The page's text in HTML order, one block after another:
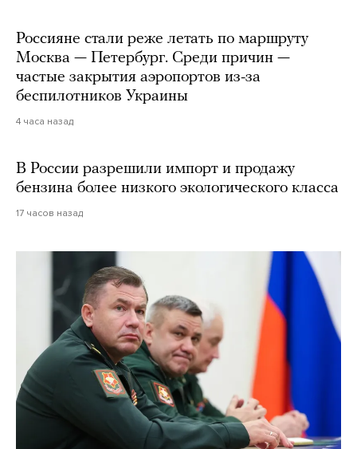
Россияне стали реже летать по маршруту
Москва — Петербург. Среди причин —
частые закрытия аэропортов из-за
беспилотников Украины
4 часа назад
В России разрешили импорт и продажу
бензина более низкого экологического класса
17 часов назад